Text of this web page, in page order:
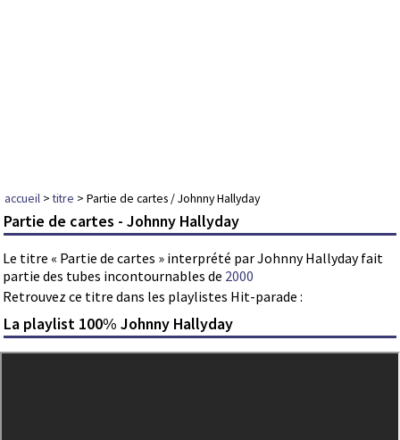
accueil >titre > Partie de cartes / Johnny Hallyday
Partie de cartes - Johnny Hallyday
Le titre « Partie de cartes » interprété par Johnny Hallyday fait
partie des tubes incontournables de 2000
Retrouvez ce titre dans les playlistes Hit-parade :
La playlist 100% Johnny Hallyday